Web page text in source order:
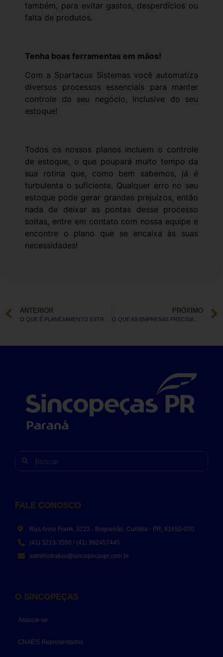
também, para evitar gastos, desperdícios ou
falta de produtos.
Tenha boas ferramentas em mãos!
Com a Spartacus Sistemas você automatiza
diversos processos essenciais para manter
controle do seu negócio, inclusive do seu
estoque!
Todos os nossos planos incluem o controle
de estoque, o que poupará muito tempo da
sua rotina que, como bem sabemos, já é
turbulenta o suficiente. Qualquer erro no seu
estoque pode gerar grandes prejuízos, então
nada de deixar as pontas desse processo
soltas, entre em contato com nossa equipe e
encontre o plano que se encaixa às suas
necessidades!
ANTERIOR
O QUE É PLANEJAMENTO ESTRATÉGICO E COMO ELE PODE TE AJUDAR A EMPREENDER
PRÓXIMO
O QUE AS EMPRESAS PRECISAM FAZER PARA SE DIFERENCIAR?
FALE CONOSCO
Rua Anne Frank, 3223 - Boqueirão, Curitiba - PR, 81650-020
(41) 3213-3550 / (41) 992457445
administrativo@sincopecaspr.com.br
O SINCOPEÇAS
Associe-se
CNAE'S Representados